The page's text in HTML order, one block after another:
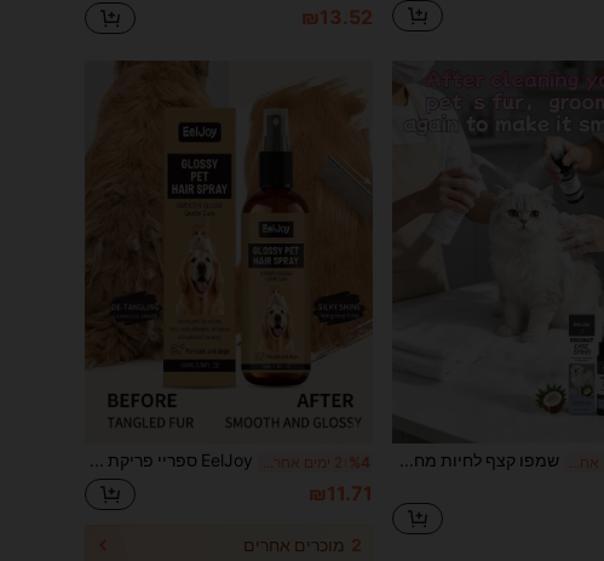
₪13.52
שמפו קצף לחיות מחמד ללא מים, 300ML/10.14FL.OZ, 100ML/3.38FL.OZ ניקוי שיער לחיות מחמד נוח ללא מים, טיפול לניקוי וריכוך, ספריי טיפול לחיות מחמד בניחוח קוקוס ללא מים, ספריי להסרת קשרים וריכוך פרוות כלבים למראה משי ומבריק, שמפו ללא מים לחתולים ללא שיער - קצף ניקוי ללא מים לספינקס וגזעים אחרים ללא שיער - מסיר עודפי שמן, לכלוך והצטברות עור - נוסחה היפואלרגנית לעור רגיש
%4 EelJoy ספריי פריקת פרווה לכלבים וחתולים, מרכך מקצועי לטיפוח הפרווה, מחליק באופן מיידי פרווה מחוספסת, מוסיף ברק מבריק וניצוץ בריא, מפחית נשירה ושבירה, פורמולה ללא שומניות ומתייבשת במהירות, מרכך ללא שטיפה, מסרס בקלות לטיפוח ללא לחץ
₪11.71
2 מוכרים אחרים